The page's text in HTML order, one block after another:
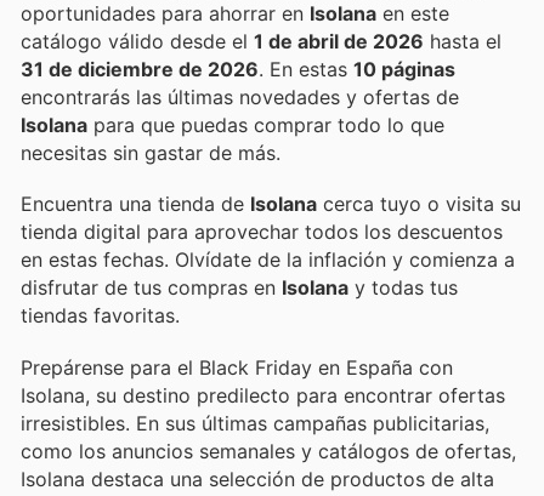
oportunidades para ahorrar en Isolana en este
catálogo válido desde el 1 de abril de 2026 hasta el
31 de diciembre de 2026 . En estas 10 páginas
encontrarás las últimas novedades y ofertas de
Isolana para que puedas comprar todo lo que
necesitas sin gastar de más.
Encuentra una tienda de Isolana cerca tuyo o visita su
tienda digital para aprovechar todos los descuentos
en estas fechas. Olvídate de la inflación y comienza a
disfrutar de tus compras en Isolana y todas tus
tiendas favoritas.
Prepárense para el Black Friday en España con
Isolana, su destino predilecto para encontrar ofertas
irresistibles. En sus últimas campañas publicitarias,
como los anuncios semanales y catálogos de ofertas,
Isolana destaca una selección de productos de alta